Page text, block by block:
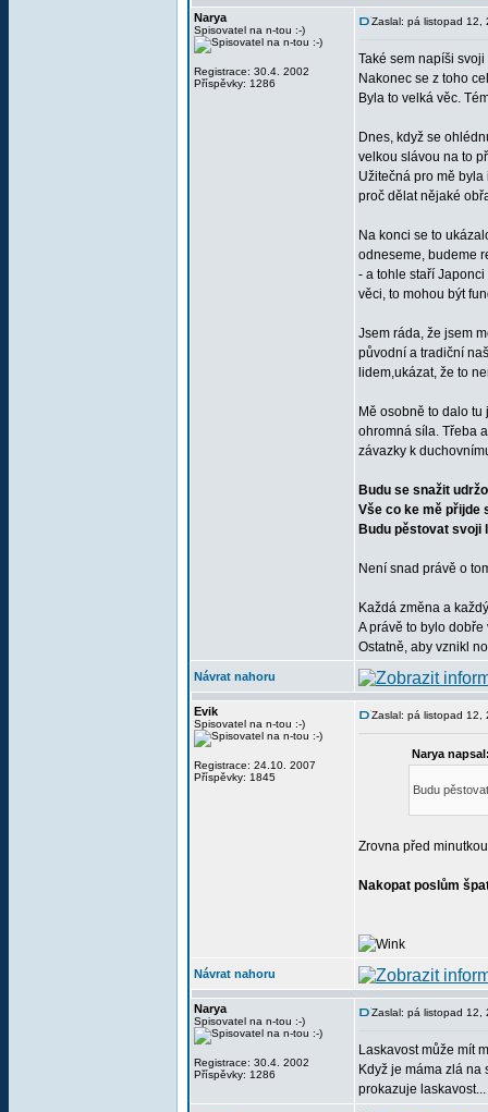
Narya
Spisovatel na n-tou :-)
Registrace: 30.4. 2002
Příspěvky: 1286
Zaslal: pá listopad 12,
Také sem napíši
Nakonec se z toho
Byla to velká věc.
Dnes, když se
velkou slávou na to
Užitečná pro mě
proč dělat nějaké
Na konci se to
odneseme, budeme
- a tohle staří
věci, to mohou být
Jsem ráda, že jsem
původní a tradiční
lidem,ukázat, že to
Mě osobně to dalo
ohromná síla. Třeba
závazky k
Budu se snažit
Vše co ke mě přijde
Budu pěstovat
Není snad právě o
Každá změna a
A právě to bylo
Ostatně, aby vznikl
Návrat nahoru
Evik
Spisovatel na n-tou :-)
Registrace: 24.10. 2007
Příspěvky: 1845
Zaslal: pá listopad 12,
Narya
Budu
Zrovna před
Nakopat poslům
Návrat nahoru
Narya
Spisovatel na n-tou :-)
Registrace: 30.4. 2002
Příspěvky: 1286
Zaslal: pá listopad 12,
Laskavost může mít
Když je máma zlá
prokazuje laskavost...